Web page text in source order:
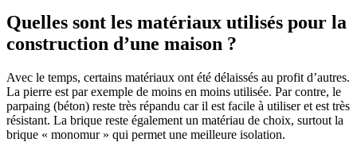
Quelles sont les matériaux utilisés pour la
construction d’une maison ?
Avec le temps, certains matériaux ont été délaissés au profit d’autres.
La pierre est par exemple de moins en moins utilisée. Par contre, le
parpaing (béton) reste très répandu car il est facile à utiliser et est très
résistant. La brique reste également un matériau de choix, surtout la
brique « monomur » qui permet une meilleure isolation.